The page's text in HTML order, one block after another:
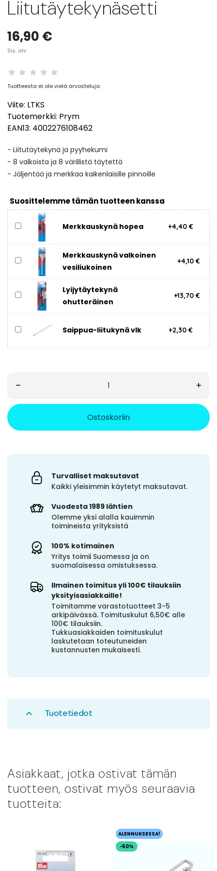
Liitutäytekynäsetti
16,90 €
Sis. alv
Tuotteesta ei ole vielä arvosteluja.
Viite: LTKS
Tuotemerkki: Prym
EAN13: 4002276108462
- Liitutäytekynä ja pyyhekumi
- 8 valkoista ja 8 värillistä täytettä
- Jäljentää ja merkkaa kaikenlaisille pinnoille
Suosittelemme tämän tuotteen kanssa
Merkkauskynä hopea +4,40 €
Merkkauskynä valkoinen
vesiliukoinen
+4,10 €
Lyijytäytekynä
ohutteräinen
+13,70 €
Saippua-liitukynä vlk +2,30 €
– +
Ostoskoriin
Turvalliset maksutavat
Kaikki yleisimmin käytetyt maksutavat.
Vuodesta 1989 lähtien
Olemme yksi alalla kauimmin
toimineista yrityksistä
100% kotimainen
Yritys toimii Suomessa ja on
suomalaisessa omistuksessa.
Ilmainen toimitus yli 100€ tilauksiin
yksityisasiakkaille!
Toimitamme varastotuotteet 3-5
arkipäivässä. Toimituskulut 6,50€ alle
100€ tilauksiin.
Tukkuasiakkaiden toimituskulut
laskutetaan toteutuneiden
kustannusten mukaisesti.
expand_less Tuotetiedot
Asiakkaat, jotka ostivat tämän
tuotteen, ostivat myös seuraavia
tuotteita:
ALENNUKSESSA!
−50%